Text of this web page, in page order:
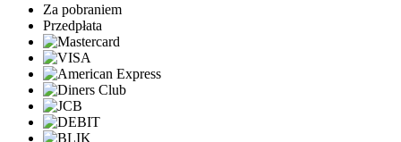
Za pobraniem
Przedpłata